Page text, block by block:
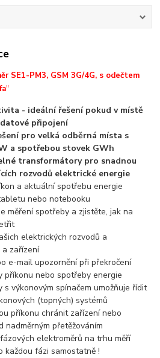
SE1-PM3, GSM 3G/4G, s odečtem
"
- ideální řešení pokud v místě
připojení
pro velká odběrná místa s
a spotřebou stovek GWh
transformátory pro snadnou
rozvodů elektrické energie
a aktuální spotřebu energie
nebo notebooku
měření spotřeby a zjistěte, jak na
elektrických rozvodů a
zařízení
e-mail upozornění při překročení
příkonu nebo spotřeby energie
s výkonovým spínačem umožňuje řídit
(topných) systémů
příkonu chránit zařízení nebo
nadměrným přetěžováním
elektroměrů na trhu měří
každou fázi samostatně !